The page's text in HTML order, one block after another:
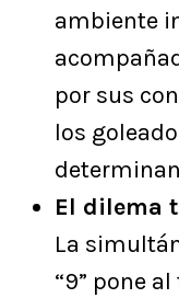
ambiente
por sus
los
El dilema
La
“9” pone